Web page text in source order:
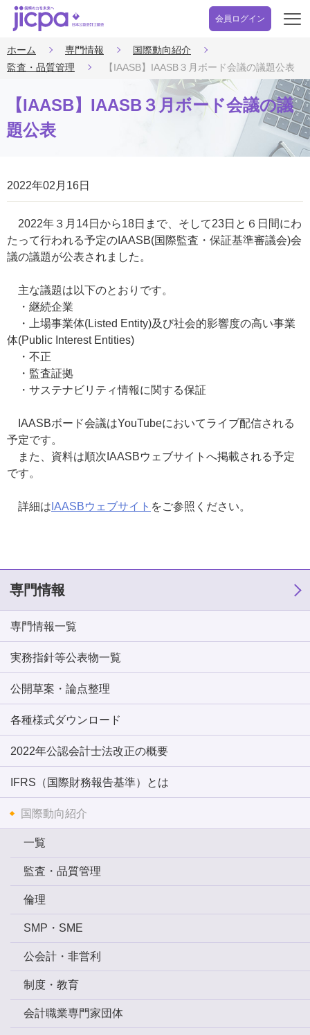
会員ログイン
開
ホーム 専門情報
国際動向紹介
監査・品質管理
【IAASB】IAASB３月ボード会議の議題公表
【IAASB】IAASB３月ボード会議の議
題公表
2022年02月16日
2022年３月14日から18日まで、そして23日と６日間にわ
たって行われる予定のIAASB(国際監査・保証基準審議会)会
議の議題が公表されました。
主な議題は以下のとおりです。
・継続企業
・上場事業体(Listed Entity)及び社会的影響度の高い事業
体(Public Interest Entities)
・不正
・監査証拠
・サステナビリティ情報に関する保証
IAASBボード会議はYouTubeにおいてライブ配信される
予定です。
また、資料は順次IAASBウェブサイトへ掲載される予定
です。
詳細は IAASBウェブサイト をご参照ください。
専門情報
専門情報一覧
実務指針等公表物一覧
公開草案・論点整理
各種様式ダウンロード
2022年公認会計士法改正の概要
IFRS（国際財務報告基準）とは
国際動向紹介
一覧
監査・品質管理
倫理
SMP・SME
公会計・非営利
制度・教育
会計職業専門家団体